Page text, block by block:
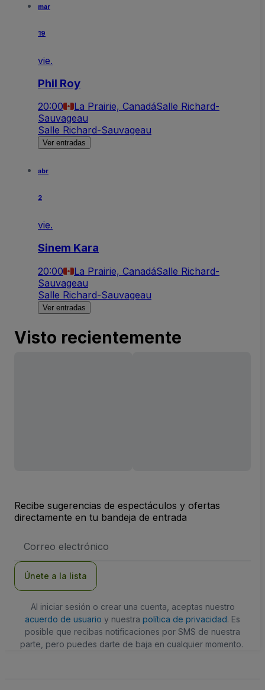
mar
19
vie.
Phil Roy
20:00 La Prairie, CanadáSalle Richard-
Sauvageau
Salle Richard-Sauvageau
Ver entradas
abr
2
vie.
Sinem Kara
20:00 La Prairie, CanadáSalle Richard-
Sauvageau
Salle Richard-Sauvageau
Ver entradas
Visto recientemente
Recibe sugerencias de espectáculos y ofertas
directamente en tu bandeja de entrada
de
Únete a la lista
Al iniciar sesión o crear una cuenta, aceptas nuestro
acuerdo de usuario y nuestra política de privacidad. Es
posible que recibas notificaciones por SMS de nuestra
parte, pero puedes darte de baja en cualquier momento.